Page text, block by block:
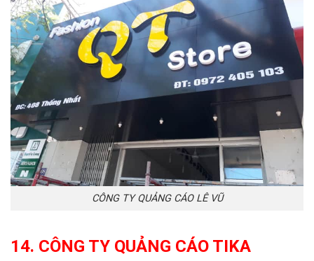
CÔNG TY QUẢNG CÁO LÊ VŨ
14. CÔNG TY QUẢNG CÁO TIKA